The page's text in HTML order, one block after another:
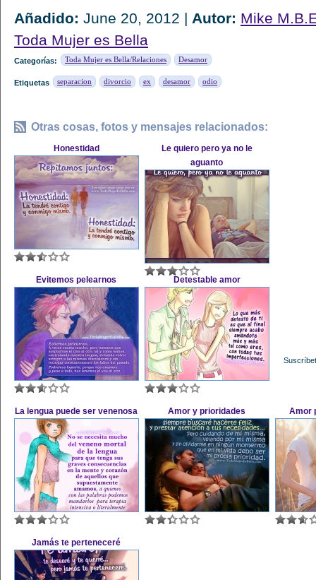
Añadido: June 20, 2012 | Autor: Mike
Toda Mujer es Bella
Categorías: Toda Mujer es Bella/Relaciones Desamor
Etiquetas separacion divorcio ex desamor odio
Otras cosas, fotos y mensajes relacionados:
Honestidad
Le quiero pero ya no le
aguanto
Evitemos pelearnos Detestable amor
La lengua puede ser venenosa Amor y prioridades Amor
Jamás te perteneceré